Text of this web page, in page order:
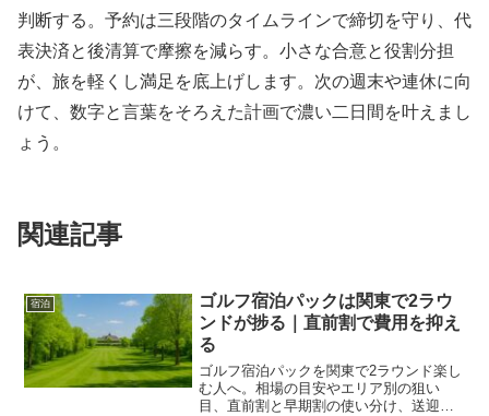
判断する。予約は三段階のタイムラインで締切を守り、代
表決済と後清算で摩擦を減らす。小さな合意と役割分担
が、旅を軽くし満足を底上げします。次の週末や連休に向
けて、数字と言葉をそろえた計画で濃い二日間を叶えまし
ょう。
関連記事
宿泊
ゴルフ宿泊パックは関東で2ラウ
ンドが捗る｜直前割で費用を抑え
る
ゴルフ宿泊パックを関東で2ラウンド楽し
む人へ。相場の目安やエリア別の狙い
目、直前割と早期割の使い分け、送迎や